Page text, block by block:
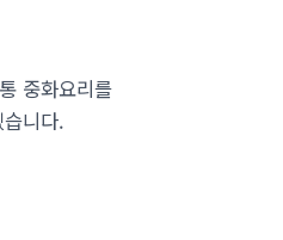
중화요리를
니다.